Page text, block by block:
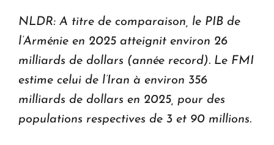
NLDR: A titre de comparaison, le PIB de
l’Arménie en 2025 atteignit environ 26
milliards de dollars (année record). Le FMI
estime celui de l’Iran à environ 356
milliards de dollars en 2025, pour des
populations respectives de 3 et 90 millions.